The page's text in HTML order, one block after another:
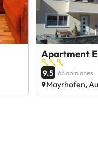
Apartment
9.5 68 opiniones
Mayrhofen,